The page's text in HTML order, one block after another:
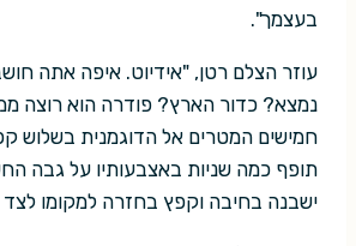
בעצמך".
עוזר הצלם רטן, "אידיוט. איפה אתה
נמצא? כדור הארץ? פודרה הוא רוצה
חמישים המטרים אל הדוגמנית בשלוש
תופף כמה שניות באצבעותיו על גבה
ישבנה בחיבה וקפץ בחזרה למקומו